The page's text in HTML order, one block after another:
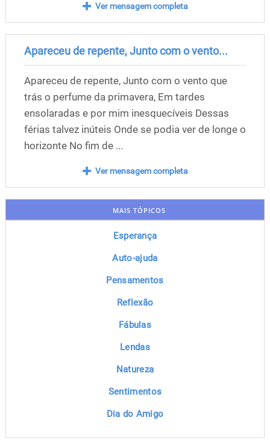
Ver mensagem completa
Apareceu de repente, Junto com o vento...
Apareceu de repente, Junto com o vento que
trás o perfume da primavera, Em tardes
ensolaradas e por mim inesquecíveis Dessas
férias talvez inúteis Onde se podia ver de longe o
horizonte No fim de ...
Ver mensagem completa
MAIS TÓPICOS
Esperança
Auto-ajuda
Pensamentos
Reflexão
Fábulas
Lendas
Natureza
Sentimentos
Dia do Amigo